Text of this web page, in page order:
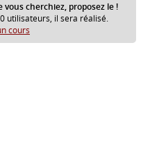
cherchiez, proposez le !
utilisateurs, il sera réalisé.
cours